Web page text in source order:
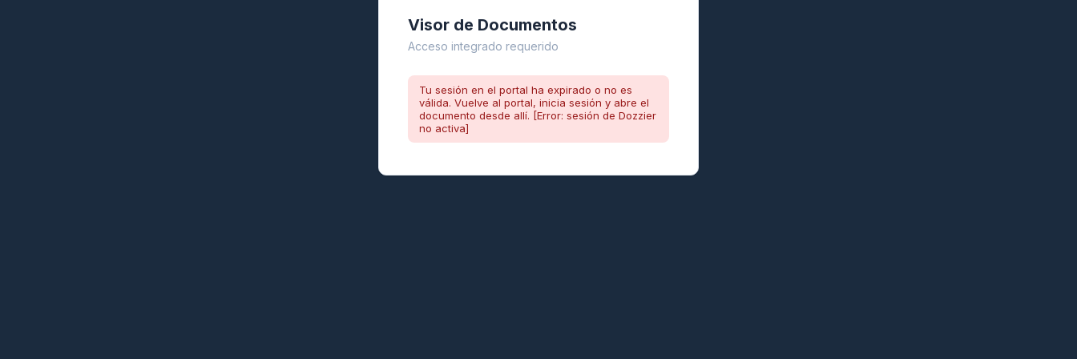
Visor de Documentos
Acceso integrado requerido
Tu sesión en el portal ha expirado o no es
válida. Vuelve al portal, inicia sesión y abre el
documento desde allí. [Error: sesión de Dozzier
no activa]